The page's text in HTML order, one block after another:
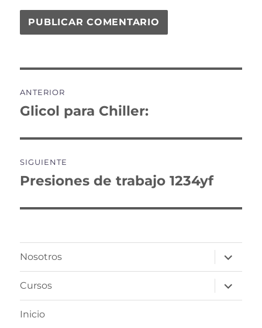
de
ANTERIOR
Entrada
Glicol para Chiller:
SIGUIENTE
Entrada
Presiones de trabajo 1234yf
Nosotros
expande
el
menú
inferior
Cursos
expande
el
menú
Inicio